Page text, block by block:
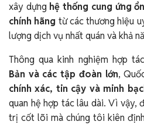
xây dựng hệ thống cung ứng
chính hãng từ các thương hiệu
lượng dịch vụ nhất quán và khả
Thông qua kinh nghiệm hợp
Bản và các tập đoàn lớn,
chính xác, tin cậy và minh
quan hệ hợp tác lâu dài. Vì vậy,
trị cốt lõi mà chúng tôi kiên